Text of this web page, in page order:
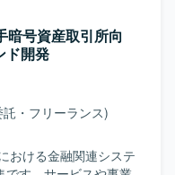
環境】
Webアプリケーション
技術としてAWSを利
設計など上流工程に
実装、他者成果物のレ
進などを行っていた
務効率化も適宜検討
込みながら解決に動
て分かりやすく説明
新しい領域にも主体
いただきたいと考え
暗号資産取引所向
ド開発
託・フリーランス)
おける金融関連システ